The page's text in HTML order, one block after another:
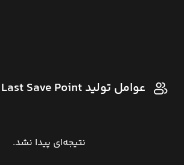
عوامل تولید Last Save Point
نتیجه‌ای پیدا نشد.